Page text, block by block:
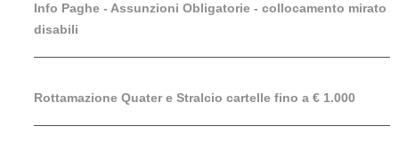
Info Paghe - Assunzioni Obligatorie - collocamento mirato
disabili
Rottamazione Quater e Stralcio cartelle fino a € 1.000